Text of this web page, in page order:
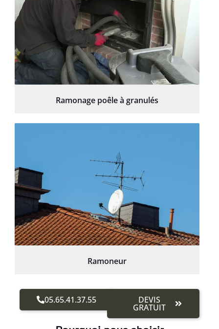
Ramonage poêle à granulés
Ramoneur
05.65.41.37.55 DEVIS
GRATUIT